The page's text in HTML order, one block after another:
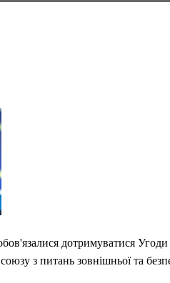
дотримуватися
з питань зовнішньої та